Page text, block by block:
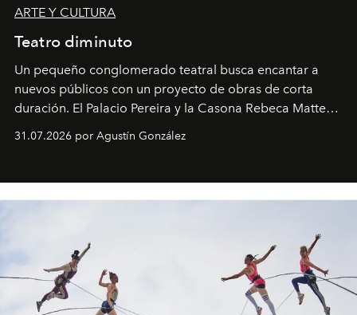
ARTE Y CULTURA
Teatro diminuto
Un pequeño conglomerado teatral busca encantar a
nuevos públicos con un proyecto de obras de corta
duración. El Palacio Pereira y la Casona Rebeca Matte
miniobras. Sus puestas en escena son limpias; ponen el
31.07.2026 por Agustín González